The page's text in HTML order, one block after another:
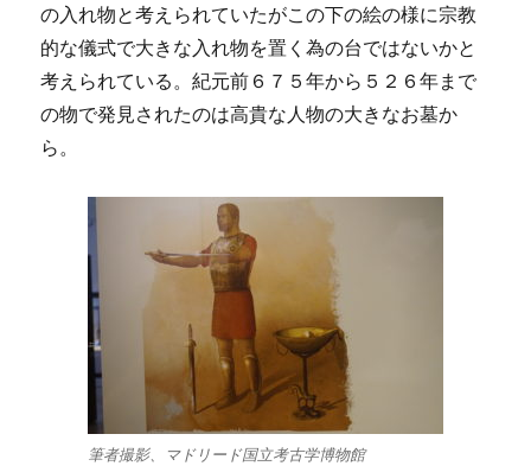
の入れ物と考えられていたがこの下の絵の様に宗教
的な儀式で大きな入れ物を置く為の台ではないかと
考えられている。紀元前６７５年から５２６年まで
の物で発見されたのは高貴な人物の大きなお墓か
ら。
筆者撮影、マドリード国立考古学博物館